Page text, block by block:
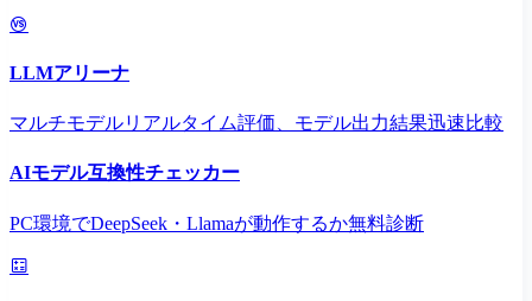
LLMアリーナ
マルチモデルリアルタイム評価、モデル出力結果迅速比較
AIモデル互換性チェッカー
PC環境でDeepSeek・Llamaが動作するか無料診断